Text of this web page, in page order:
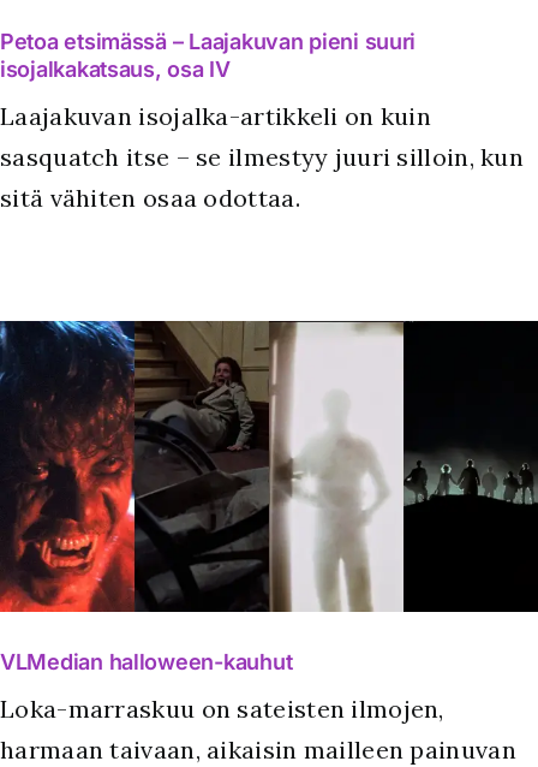
Petoa etsimässä – Laajakuvan pieni suuri
isojalkakatsaus, osa IV
Laajakuvan isojalka-artikkeli on kuin
sasquatch itse – se ilmestyy juuri silloin, kun
sitä vähiten osaa odottaa.
VLMedian halloween-kauhut
Loka-marraskuu on sateisten ilmojen,
harmaan taivaan, aikaisin mailleen painuvan